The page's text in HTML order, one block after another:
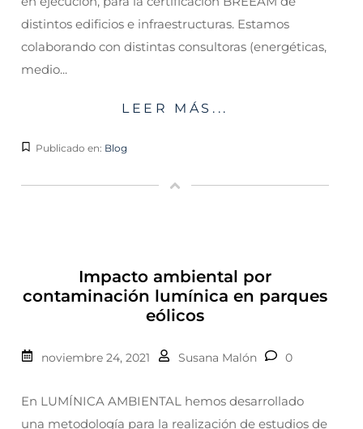
distintos edificios e infraestructuras. Estamos
colaborando con distintas consultoras (energéticas,
medio...
LEER MÁS...
Publicado en: Blog
Impacto ambiental por
contaminación lumínica en parques
eólicos
noviembre 24, 2021 Susana Malón 0
En LUMÍNICA AMBIENTAL hemos desarrollado
una metodología para la realización de estudios de